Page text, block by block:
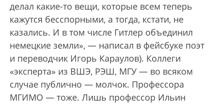
делал какие-то вещи, которые всем теперь
кажутся бесспорными, а тогда, кстати, не
казались. И в том числе Гитлер объединил
немецкие земли», — написал в фейсбуке поэт
и переводчик Игорь Караулов). Коллеги
«эксперта» из ВШЭ, РЭШ, МГУ — во всяком
случае публично — молчок. Профессора
МГИМО — тоже. Лишь профессор Ильин